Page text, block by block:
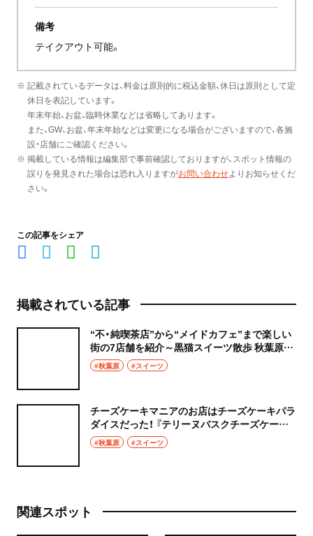
備考
テイクアウト可能。
※ 記載されているデータは、料金は原則的に税込金額、休日は原則として定
休日を表記しています。
年末年始、お盆、臨時休業などは省略してあります。
また、GW、お盆、年末年始などは変更になる場合がございますので、各施
設・店舗にご確認ください。
※ 掲載している情報は編集部で事前確認しておりますが、スポット情報の
誤りを発見された場合は恐れ入りますがお問い合わせよりお知らせくだ
さい。
この記事をシェア
掲載されている記事
“不・純喫茶店”から“メイドカフェ”まで楽しい
街の7店舗を紹介～黒猫スイーツ散歩 秋葉原編
まとめ～
#秋葉原 #スイーツ
チーズケーキマニアのお店はチーズケーキパラ
ダイスだった！ 『テリーヌバスクチーズケーキ
東京』～黒猫スイーツ散歩 秋葉原編③～
#秋葉原 #スイーツ
関連スポット